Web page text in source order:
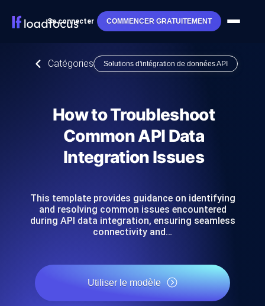
Se connecter COMMENCER GRATUITEMENT
Catégories Solutions d'intégration de données API
How to Troubleshoot
Common API Data
Integration Issues
This template provides guidance on identifying
and resolving common issues encountered
during API data integration, ensuring seamless
connectivity and…
Utiliser le modèle